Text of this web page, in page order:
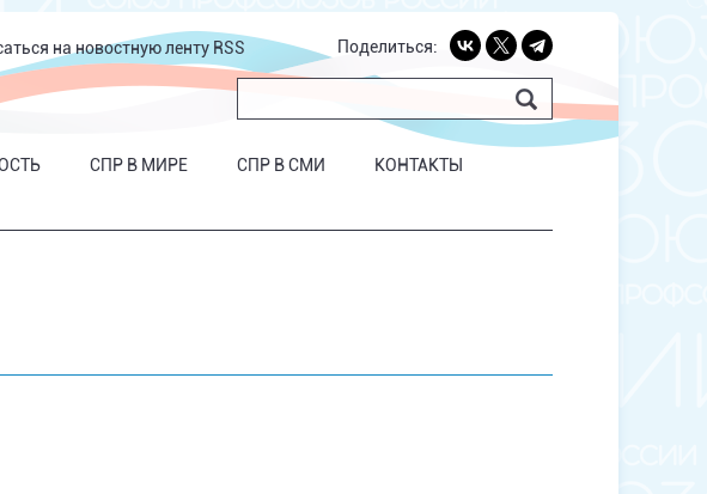
на новостную ленту RSS Поделиться:
СПР В МИРЕ СПР В СМИ КОНТАКТЫ